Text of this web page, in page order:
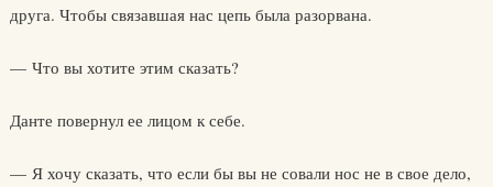
друга. Чтобы связавшая нас цепь была разорвана.
— Что вы хотите этим сказать?
Данте повернул ее лицом к себе.
— Я хочу сказать, что если бы вы не совали нос не в свое дело,